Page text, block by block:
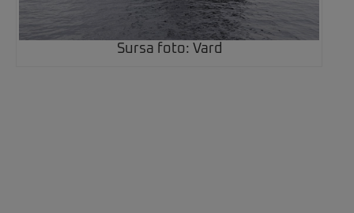
Sursa foto: Vard